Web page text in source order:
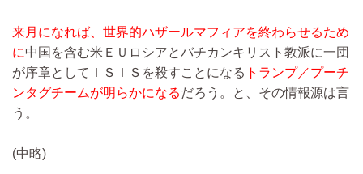
来月になれば、世界的ハザールマフィアを終わらせるため
に中国を含む米ＥＵロシアとバチカンキリスト教派に一団
が序章としてＩＳＩＳを殺すことになる トランプ／プーチ
ンタグチームが明らかになるだろう。と、その情報源は言
う。
(中略)